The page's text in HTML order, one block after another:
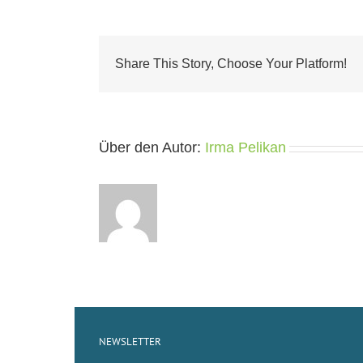
Share This Story, Choose Your Platform!
Über den Autor: Irma Pelikan
NEWSLETTER